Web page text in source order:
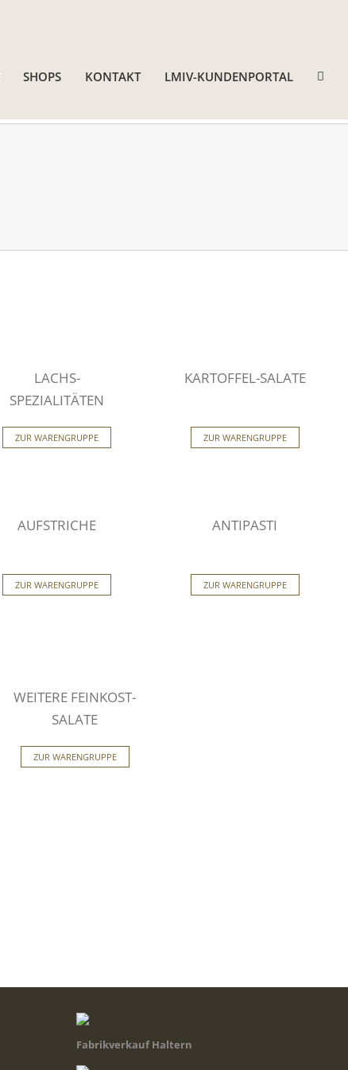
SHOPS KONTAKT LMIV-KUNDENPORTAL
LACHS-
SPEZIALITÄTEN
ZUR WARENGRUPPE
KARTOFFEL-SALATE
ZUR WARENGRUPPE
AUFSTRICHE
ZUR WARENGRUPPE
ANTIPASTI
ZUR WARENGRUPPE
WEITERE FEINKOST-
SALATE
ZUR WARENGRUPPE
Fabrikverkauf Haltern